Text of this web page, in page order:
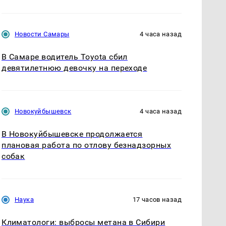
Новости Самары 4 часа назад
В Самаре водитель Toyota сбил
девятилетнюю девочку на переходе
Новокуйбышевск 4 часа назад
В Новокуйбышевске продолжается
плановая работа по отлову безнадзорных
собак
Наука 17 часов назад
Климатологи: выбросы метана в Сибири